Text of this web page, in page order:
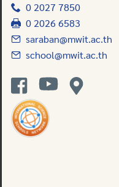
0 2027 7850
0 2026 6583
saraban@mwit.ac.th
school@mwit.ac.th